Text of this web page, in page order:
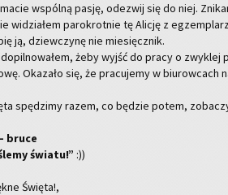
wspól­ną pasję, ode­zwij się do niej.
wi­dzia­łem pa­ro­krot­nie tę Ali­cję z
ją, dziew­czy­nę nie mie­sięcz­nik.
żeby wyjść do pracy o zwy­klej
Oka­za­ło się, że pra­cu­je­my w
spę­dzi­my razem, co bę­dzie potem,
bruce
świa­tu!” :))
Świę­ta!,